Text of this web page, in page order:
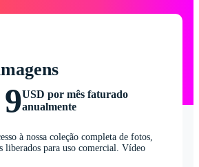
USD por mês faturado
anualmente
à nossa coleção completa de fotos,
liberados para uso comercial. Vídeo